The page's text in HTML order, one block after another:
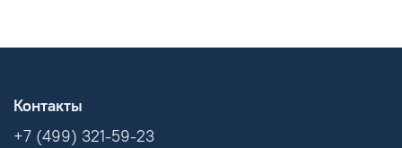
Контакты
+7 (499) 321-59-23